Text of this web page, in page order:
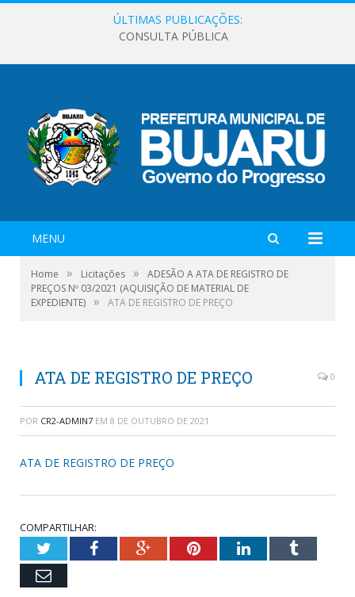
ÚLTIMAS PUBLICAÇÕES:
CONSULTA PÚBLICA
MENU
Home » Licitações »
ADESÃO A ATA DE REGISTRO DE
PREÇOS Nº 03/2021 (AQUISIÇÃO DE MATERIAL DE
EXPEDIENTE) » ATA DE REGISTRO DE PREÇO
ATA DE REGISTRO DE PREÇO 0
POR CR2-ADMIN7 EM 8 DE OUTUBRO DE 2021
ATA DE REGISTRO DE PREÇO
COMPARTILHAR:
TwitterFacebookGoogle+PinterestLinkedInTumblr
Email